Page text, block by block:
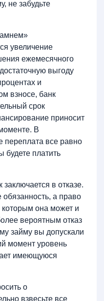
не забудьте
увеличение
ежемесячного
выгоду
и
взносе, банк
срок
приносит
В
переплата все равно
будете платить
в отказе.
а право
она может и
вероятным отказ
займу вы допускали
момент уровень
имеющуюся
о
взвесьте все